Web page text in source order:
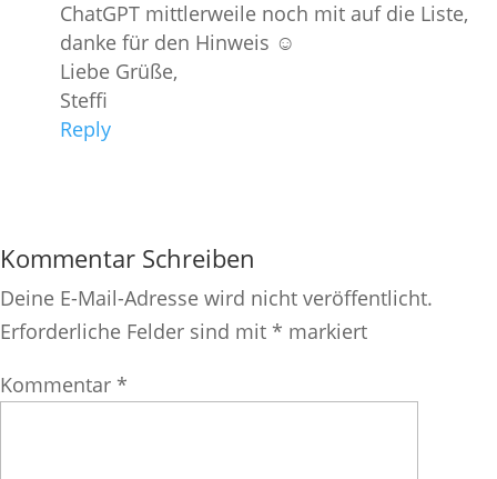
ChatGPT mittlerweile noch mit auf die Liste,
danke für den Hinweis ☺️
Liebe Grüße,
Steffi
Reply
Kommentar Schreiben
Deine E-Mail-Adresse wird nicht veröffentlicht.
Erforderliche Felder sind mit * markiert
Kommentar *